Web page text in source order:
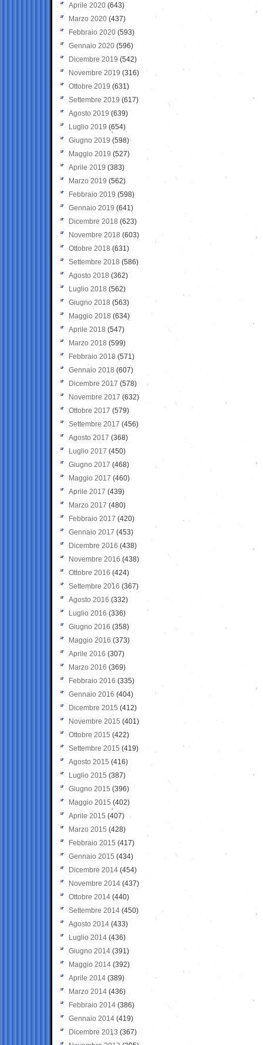
Aprile 2020 (643)
Marzo 2020 (437)
Febbraio 2020 (593)
Gennaio 2020 (596)
Dicembre 2019 (542)
Novembre 2019 (316)
Ottobre 2019 (631)
Settembre 2019 (617)
Agosto 2019 (639)
Luglio 2019 (654)
Giugno 2019 (598)
Maggio 2019 (527)
Aprile 2019 (383)
Marzo 2019 (562)
Febbraio 2019 (598)
Gennaio 2019 (641)
Dicembre 2018 (623)
Novembre 2018 (603)
Ottobre 2018 (631)
Settembre 2018 (586)
Agosto 2018 (362)
Luglio 2018 (562)
Giugno 2018 (563)
Maggio 2018 (634)
Aprile 2018 (547)
Marzo 2018 (599)
Febbraio 2018 (571)
Gennaio 2018 (607)
Dicembre 2017 (578)
Novembre 2017 (632)
Ottobre 2017 (579)
Settembre 2017 (456)
Agosto 2017 (368)
Luglio 2017 (450)
Giugno 2017 (468)
Maggio 2017 (460)
Aprile 2017 (439)
Marzo 2017 (480)
Febbraio 2017 (420)
Gennaio 2017 (453)
Dicembre 2016 (438)
Novembre 2016 (438)
Ottobre 2016 (424)
Settembre 2016 (367)
Agosto 2016 (332)
Luglio 2016 (336)
Giugno 2016 (358)
Maggio 2016 (373)
Aprile 2016 (307)
Marzo 2016 (369)
Febbraio 2016 (335)
Gennaio 2016 (404)
Dicembre 2015 (412)
Novembre 2015 (401)
Ottobre 2015 (422)
Settembre 2015 (419)
Agosto 2015 (416)
Luglio 2015 (387)
Giugno 2015 (396)
Maggio 2015 (402)
Aprile 2015 (407)
Marzo 2015 (428)
Febbraio 2015 (417)
Gennaio 2015 (434)
Dicembre 2014 (454)
Novembre 2014 (437)
Ottobre 2014 (440)
Settembre 2014 (450)
Agosto 2014 (433)
Luglio 2014 (436)
Giugno 2014 (391)
Maggio 2014 (392)
Aprile 2014 (389)
Marzo 2014 (436)
Febbraio 2014 (386)
Gennaio 2014 (419)
Dicembre 2013 (367)